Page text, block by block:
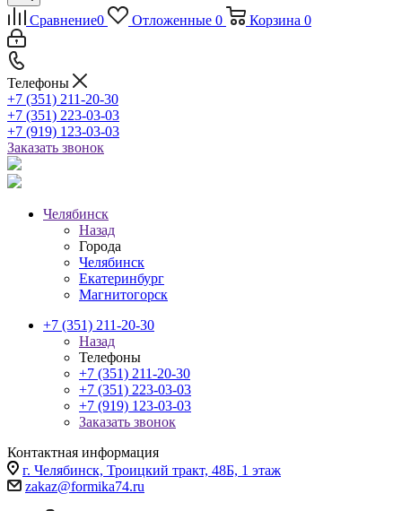
Сравнение0 Отложенные 0 Корзина 0
Телефоны
+7 (351) 211-20-30
+7 (351) 223-03-03
+7 (919) 123-03-03
Заказать звонок
Челябинск
Назад
Города
Челябинск
Екатеринбург
Магнитогорск
+7 (351) 211-20-30
Назад
Телефоны
+7 (351) 211-20-30
+7 (351) 223-03-03
+7 (919) 123-03-03
Заказать звонок
Контактная информация
г. Челябинск, Троицкий тракт, 48Б, 1 этаж
zakaz@formika74.ru